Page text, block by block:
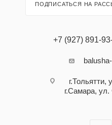
ПОДПИСАТЬСЯ НА
+7 (927) 891-
г.Самара, ул.